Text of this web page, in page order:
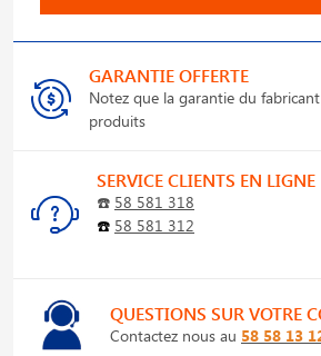
GARANTIE OFFERTE
Notez que la garantie du
produits
SERVICE CLIENTS EN LIGNE
☎️ 58 581 318
☎️ 58 581 312
QUESTIONS SUR VOTRE
Contactez nous au 58 58 13